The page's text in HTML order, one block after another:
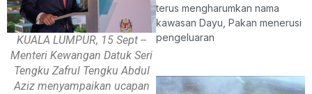
KUALA LUMPUR, 15 Sept --
Menteri Kewangan Datuk Seri
Tengku Zafrul Tengku Abdul
Aziz menyampaikan ucapan
terus mengharumkan nama
kawasan Dayu, Pakan menerusi
pengeluaran